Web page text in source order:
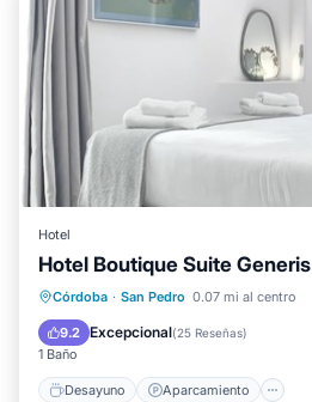
Hotel
Hotel Boutique Suite Generis
Córdoba · San Pedro 0.07 mi al centro
9.2 Excepcional(25 Reseñas)
1 Baño
Desayuno Aparcamiento
Desayuno
Aparcamiento
Aire acondicionado